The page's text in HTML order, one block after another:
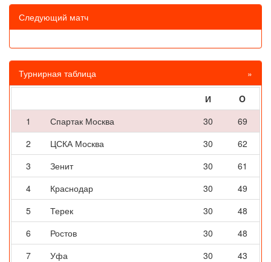
Следующий матч
Турнирная таблица »
И
O
1
Спартак Москва 30
69
2
ЦСКА Москва 30
62
3
Зенит 30
61
4
Краснодар 30
49
5
Терек 30
48
6
Ростов 30
48
7
Уфа 30
43